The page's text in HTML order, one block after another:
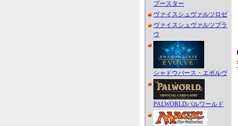
ブースター
ヴァイスシュヴァルツロゼ
ヴァイスシュヴァルツブラ
ウ
シャドウバース・エボルヴ
PALWORLDパルワールド